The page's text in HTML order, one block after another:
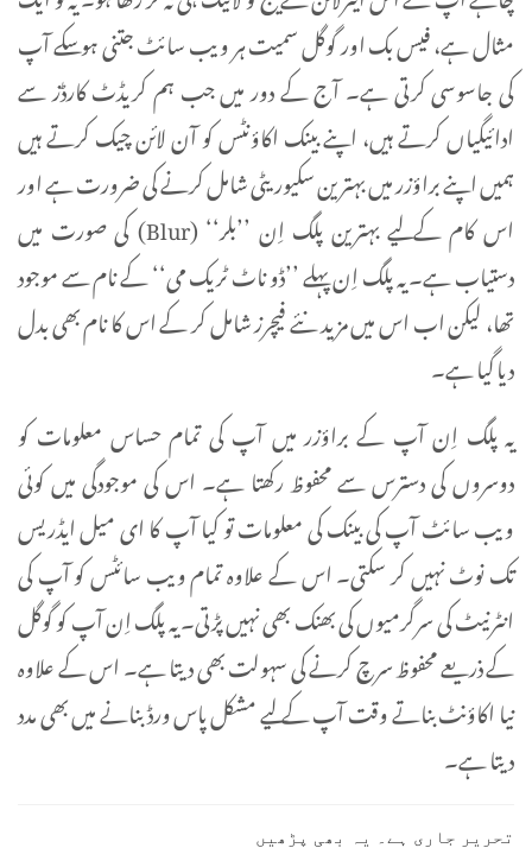
مثال ہے، فیس بک اور گوگل سمیت ہر ویب سائٹ جتنی ہو سکے آپ
کی جاسوسی کرتی ہے۔ آج کے دور میں جب ہم کریڈٹ کارڈز سے
ادائیگیاں کرتے ہیں، اپنے بینک اکاؤنٹس کو آن لائن چیک کرتے ہیں
ہمیں اپنے براؤزر میں بہترین سکیوریٹی شامل کرنے کی ضرورت ہے اور
اس کام کے لیے بہترین پلگ اِن ’’بلر‘‘ (Blur) کی صورت میں
دستیاب ہے۔ یہ پلگ اِن پہلے ’’ڈو ناٹ ٹریک می‘‘ کے نام سے موجود
تھا، لیکن اب اس میں مزید نئے فیچرز شامل کر کے اس کا نام بھی بدل
دیا گیا ہے۔
یہ پلگ اِن آپ کے براؤزر میں آپ کی تمام حساس معلومات کو
دوسروں کی دسترس سے محفوظ رکھتا ہے۔ اس کی موجودگی میں کوئی
ویب سائٹ آپ کی بینک کی معلومات تو کیا آپ کا ای میل ایڈریس
تک نوٹ نہیں کر سکتی۔ اس کے علاوہ تمام ویب سائٹس کو آپ کی
انٹرنیٹ کی سرگرمیوں کی بھنک بھی نہیں پڑتی۔ یہ پلگ اِن آپ کو گوگل
کے ذریعے محفوظ سرچ کرنے کی سہولت بھی دیتا ہے۔ اس کے علاوہ
نیا اکاؤنٹ بناتے وقت آپ کے لیے مشکل پاس ورڈ بنانے میں بھی مدد
دیتا ہے۔
تحریر جاری ہے۔ یہ بھی پڑھیں